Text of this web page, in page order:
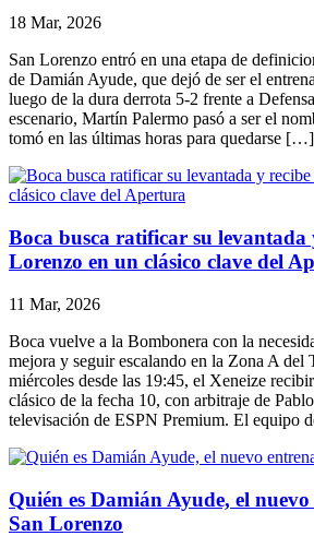
18 Mar, 2026
San Lorenzo entró en una etapa de
de Damián Ayude, que dejó de ser el
luego de la dura derrota 5-2 frente a
escenario, Martín Palermo pasó a ser el
tomó en las últimas horas para quedarse […]
Boca busca ratificar su levantada
Lorenzo en un clásico clave del
11 Mar, 2026
Boca vuelve a la Bombonera con la
mejora y seguir escalando en la Zona A del
miércoles desde las 19:45, el Xeneize
clásico de la fecha 10, con arbitraje de
televisación de ESPN Premium. El equipo
Quién es Damián Ayude, el
San Lorenzo